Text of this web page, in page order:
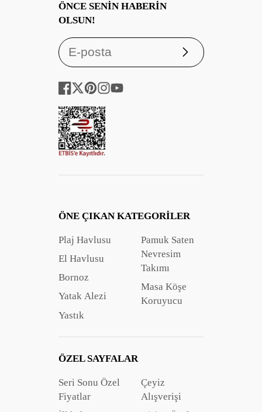
ÖNCE SENIN HABERIN
OLSUN!
Abone
ÖNE ÇIKAN KATEGORILER
Plaj Havlusu
El Havlusu
Bornoz
Yatak Alezi
Yastık
Pamuk Saten
Nevresim
Takımı
Masa Köşe
Koruyucu
ÖZEL SAYFALAR
Seri Sonu Özel
Fiyatlar
Çeyiz
Alışverişi